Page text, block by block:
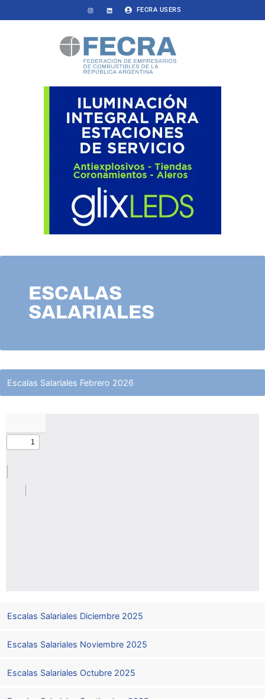
FECRA USERS
ESCALAS
SALARIALES
Escalas Salariales Febrero 2026
Escalas Salariales Diciembre 2025
Escalas Salariales Noviembre 2025
Escalas Salariales Octubre 2025